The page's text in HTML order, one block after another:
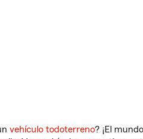
vehículo todoterreno? ¡El